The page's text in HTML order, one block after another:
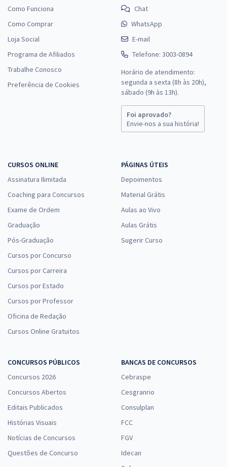
Como Funciona
Como Comprar
Loja Social
Programa de Afiliados
Trabalhe Conosco
Preferência de Cookies
Chat
WhatsApp
E-mail
Telefone: 3003-0894
Horário de atendimento:
segunda a sexta (8h às 20h),
sábado (9h às 13h).
Foi aprovado?
Envie-nos a sua história!
CURSOS ONLINE
Assinatura Ilimitada
Coaching para Concursos
Exame de Ordem
Graduação
Pós-Graduação
Cursos por Concurso
Cursos por Carreira
Cursos por Estado
Cursos por Professor
Oficina de Redação
Cursos Online Gratuitos
PÁGINAS ÚTEIS
Depoimentos
Material Grátis
Aulas ao Vivo
Aulas Grátis
Sugerir Curso
CONCURSOS PÚBLICOS
Concursos 2026
Concursos Abertos
Editais Publicados
Histórias Visuais
Notícias de Concursos
Questões de Concurso
BANCAS DE CONCURSOS
Cebraspe
Cesgranrio
Consulplan
FCC
FGV
Idecan